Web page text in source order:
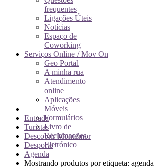
frequentes
Ligações Úteis
Notícias
Espaço de
Coworking
Serviços Online / Mov On
Geo Portal
A minha rua
Atendimento
online
Aplicações
Móveis
Formulários
Livro de
Reclamações
Eletrónico
Entrada
Turistas
Descobrir Montemor
Desporto
Agenda
Mostrando produtos por etiqueta: agenda